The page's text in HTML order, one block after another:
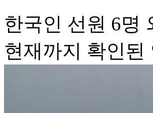
한국인 선원 6명
현재까지 확인된